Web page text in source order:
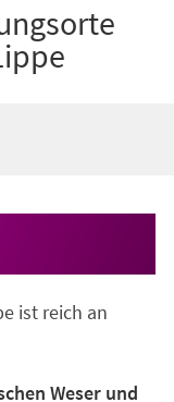
ist reich an
Weser und